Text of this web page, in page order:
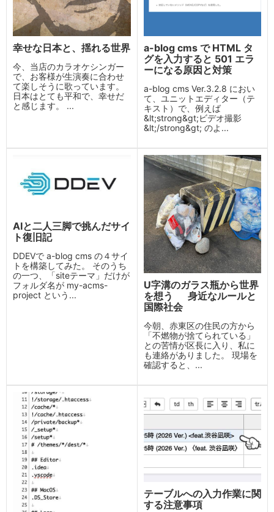
幸せな日本と、揺れる世界
今、当店のカラオケシンガー
で、お客様が生演奏に合わせ
て楽しそうに歌っています。
日本はとても平和で、幸せだ
と感じます。 ...
a-blog cms で HTML タ
グを入力すると 501 エラ
ーになる原因と対策
a-blog cms Ver.3.2.8 におい
て、ユニットエディター（テ
キスト）で、例えば
&lt;strong&gt;ビデオ撮影
&lt;/strong&gt; のよ...
AIと二人三脚で挑んだサイ
ト復旧記
DDEVで a-blog cms の４サイ
トを構築してみた。 そのうち
の一つ、「siteテーマ」だけが
フォルダ名が my-acms-
project という...
U字溝のガラス瓶から世界
を想う 身近なルールと
国際社会
今朝、赤東区の住民の方から
「不燃物が捨てられている」
との苦情が区長に入り、私に
も連絡がありました。 現場を
確認すると、...
テーブルへの入力作業に関
する注意事項